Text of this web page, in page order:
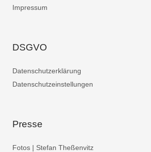
Impressum
DSGVO
Datenschutzerklärung
Datenschutzeinstellungen
Presse
Fotos | Stefan Theßenvitz